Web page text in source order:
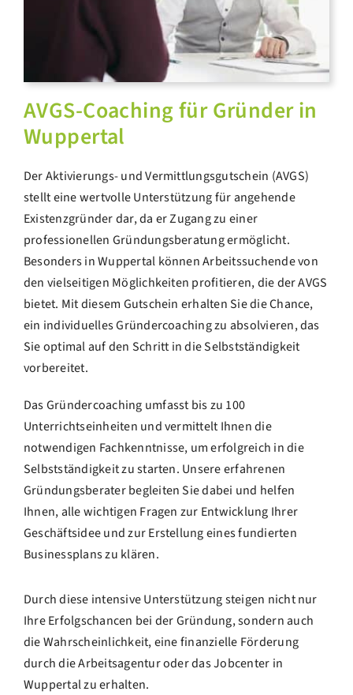
AVGS-Coaching für Gründer in
Wuppertal
Der Aktivierungs- und Vermittlungsgutschein (AVGS)
stellt eine wertvolle Unterstützung für angehende
Existenzgründer dar, da er Zugang zu einer
professionellen Gründungsberatung ermöglicht.
Besonders in Wuppertal können Arbeitssuchende von
den vielseitigen Möglichkeiten profitieren, die der AVGS
bietet. Mit diesem Gutschein erhalten Sie die Chance,
ein individuelles Gründercoaching zu absolvieren, das
Sie optimal auf den Schritt in die Selbstständigkeit
vorbereitet.
Das Gründercoaching umfasst bis zu 100
Unterrichtseinheiten und vermittelt Ihnen die
notwendigen Fachkenntnisse, um erfolgreich in die
Selbstständigkeit zu starten. Unsere erfahrenen
Gründungsberater begleiten Sie dabei und helfen
Ihnen, alle wichtigen Fragen zur Entwicklung Ihrer
Geschäftsidee und zur Erstellung eines fundierten
Businessplans zu klären.
Durch diese intensive Unterstützung steigen nicht nur
Ihre Erfolgschancen bei der Gründung, sondern auch
die Wahrscheinlichkeit, eine finanzielle Förderung
durch die Arbeitsagentur oder das Jobcenter in
Wuppertal zu erhalten.